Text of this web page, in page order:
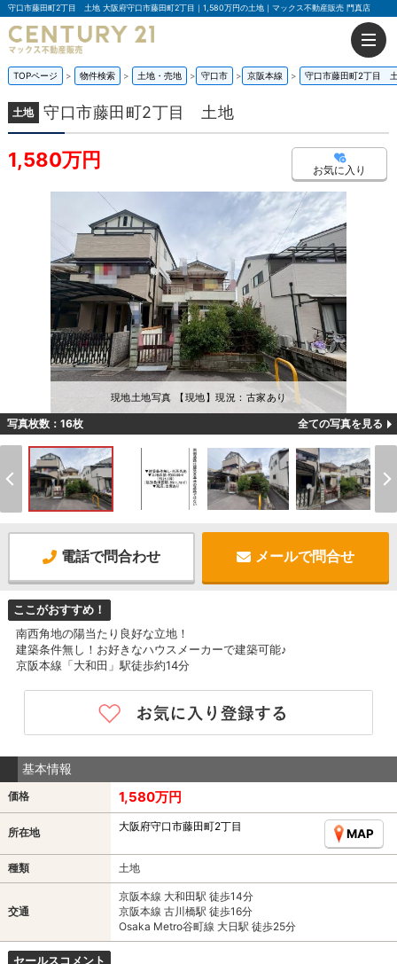
守口市藤田町2丁目 土地 大阪府守口市藤田町2丁目｜1,580万円の土地｜マックス不動産販売 門真店
TOPページ 物件検索 土地・売地 守口市 京阪本線 守口市藤田町2丁目
土地 守口市藤田町2丁目 土地
1,580万円 お気に入り
現地土地写真 【現地】現況：古家あり
写真枚数：16枚 全ての写真を見る
電話で問合わせ メールで問合せ
ここがおすすめ！
南西角地の陽当たり良好な立地！
建築条件無し！お好きなハウスメーカーで建築可能♪
京阪本線「大和田」駅徒歩約14分
基本情報
価格 1,580万円
所在地 大阪府守口市藤田町2丁目
MAP
種類 土地
交通
京阪本線 大和田駅 徒歩14分
京阪本線 古川橋駅 徒歩16分
Osaka Metro谷町線 大日駅 徒歩25分
セールスコメント